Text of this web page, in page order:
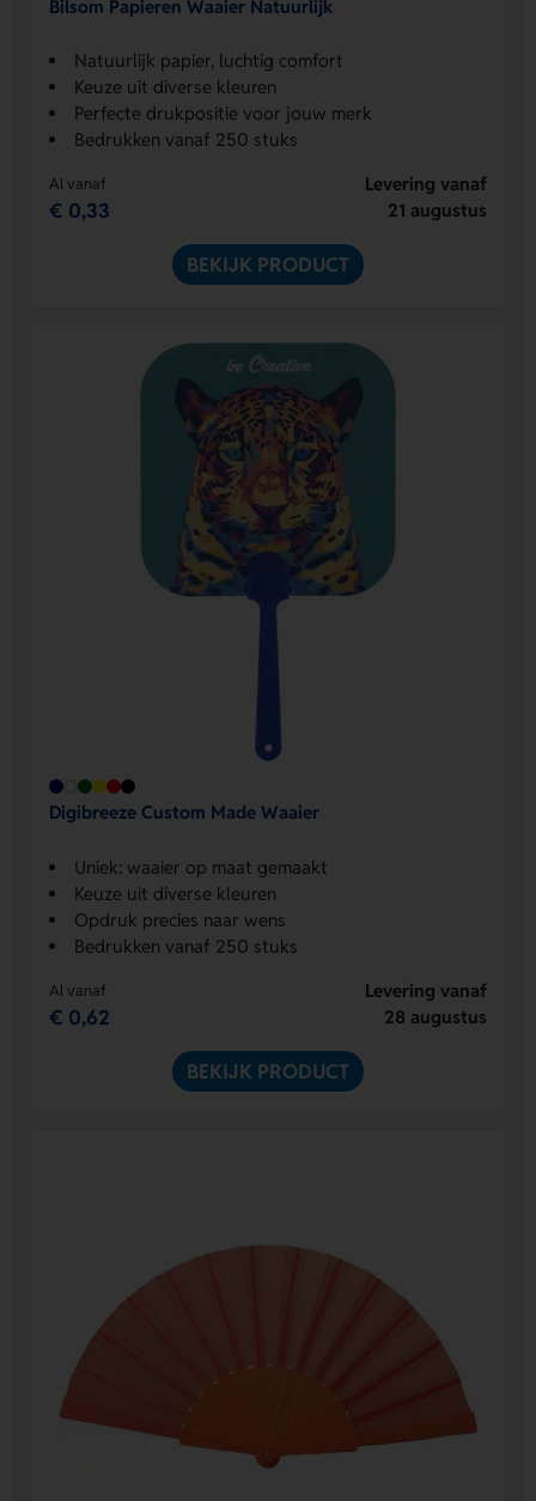
Bilsom Papieren Waaier Natuurlijk
Natuurlijk papier, luchtig comfort
Keuze uit diverse kleuren
Perfecte drukpositie voor jouw merk
Bedrukken vanaf 250 stuks
Al vanaf
€ 0,33
Levering vanaf
21 augustus
BEKIJK PRODUCT
Digibreeze Custom Made Waaier
Uniek: waaier op maat gemaakt
Keuze uit diverse kleuren
Opdruk precies naar wens
Bedrukken vanaf 250 stuks
Al vanaf
€ 0,62
Levering vanaf
28 augustus
BEKIJK PRODUCT